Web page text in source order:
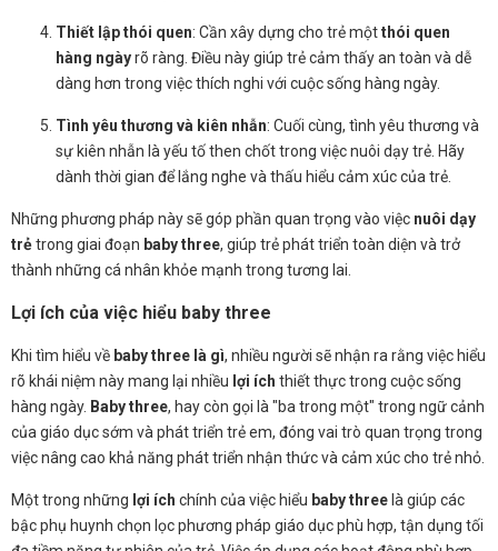
Thiết lập thói quen: Cần xây dựng cho trẻ mộtthói quen
hàng ngàyrõ ràng. Điều này giúp trẻ cảm thấy an toàn và dễ
dàng hơn trong việc thích nghi với cuộc sống hàng ngày.
Tình yêu thương và kiên nhẫn: Cuối cùng, tình yêu thương và
sự kiên nhẫn là yếu tố then chốt trong việc nuôi dạy trẻ. Hãy
dành thời gian để lắng nghe và thấu hiểu cảm xúc của trẻ.
Những phương pháp này sẽ góp phần quan trọng vào việc nuôi dạy
trẻtrong giai đoạn baby three, giúp trẻ phát triển toàn diện và trở
thành những cá nhân khỏe mạnh trong tương lai.
Lợi ích của việc hiểu baby three
Khi tìm hiểu về baby three là gì, nhiều người sẽ nhận ra rằng việc hiểu
rõ khái niệm này mang lại nhiều lợi ích thiết thực trong cuộc sống
hàng ngày. Baby three, hay còn gọi là "ba trong một" trong ngữ cảnh
của giáo dục sớm và phát triển trẻ em, đóng vai trò quan trọng trong
việc nâng cao khả năng phát triển nhận thức và cảm xúc cho trẻ nhỏ.
Một trong những lợi ích chính của việc hiểu baby three là giúp các
bậc phụ huynh chọn lọc phương pháp giáo dục phù hợp, tận dụng tối